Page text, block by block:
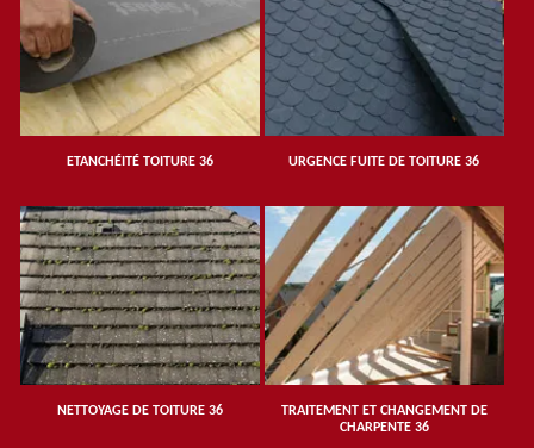
ETANCHÉITÉ TOITURE 36 URGENCE FUITE DE TOITURE 36
NETTOYAGE DE TOITURE 36
TRAITEMENT ET CHANGEMENT DE
CHARPENTE 36